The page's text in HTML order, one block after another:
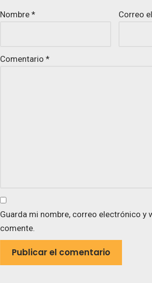
Nombre * Correo
Comentario *
Guarda mi nombre, correo electrónico y
comente.